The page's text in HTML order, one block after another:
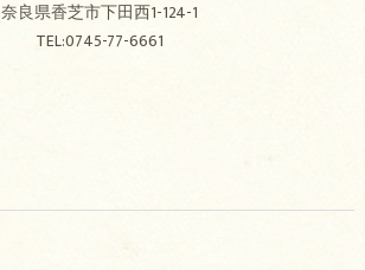
奈良県香芝市下田西1-124-1
TEL:0745-77-6661